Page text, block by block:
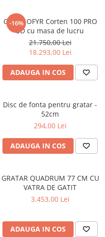
-16%
Gratar OFYR Corten 100 PRO
SD cu masa de lucru
21.750,00 Lei
18.293,00 Lei
ADAUGA IN COS
Disc de fonta pentru gratar -
52cm
294,00 Lei
ADAUGA IN COS
GRATAR QUADRUM 77 CM CU
VATRA DE GATIT
3.453,00 Lei
ADAUGA IN COS